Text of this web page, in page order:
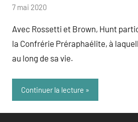
par
7 mai 2020
Avec Rossetti et Brown, Hunt
la Confrérie Préraphaélite, à
au long de sa vie.
Continuer la lecture